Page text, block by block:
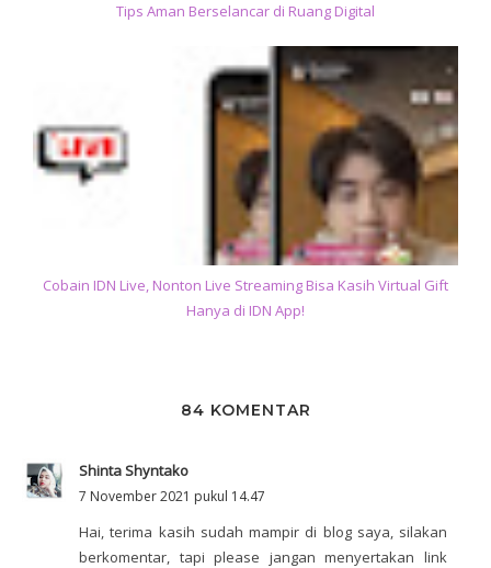
Tips Aman Berselancar di Ruang Digital
Cobain IDN Live, Nonton Live Streaming Bisa Kasih Virtual Gift
Hanya di IDN App!
84 KOMENTAR
Shinta Shyntako
7 November 2021 pukul 14.47
Hai, terima kasih sudah mampir di blog saya, silakan
berkomentar, tapi please jangan menyertakan link